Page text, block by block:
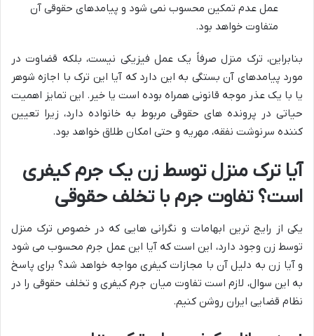
عمل عدم تمکین محسوب نمی شود و پیامدهای حقوقی آن
متفاوت خواهد بود.
بنابراین، ترک منزل صرفاً یک عمل فیزیکی نیست، بلکه قضاوت در
مورد پیامدهای آن بستگی به این دارد که آیا این ترک با اجازه شوهر
یا با یک عذر موجه قانونی همراه بوده است یا خیر. این تمایز اهمیت
حیاتی در پرونده های حقوقی مربوط به خانواده دارد، زیرا تعیین
کننده سرنوشت نفقه، مهریه و حتی امکان طلاق خواهد بود.
آیا ترک منزل توسط زن یک جرم کیفری
است؟ تفاوت جرم با تخلف حقوقی
یکی از رایج ترین ابهامات و نگرانی هایی که در خصوص ترک منزل
توسط زن وجود دارد، این است که آیا این عمل جرم محسوب می شود
و آیا زن به دلیل آن با مجازات کیفری مواجه خواهد شد؟ برای پاسخ
به این سوال، لازم است تفاوت میان جرم کیفری و تخلف حقوقی را در
نظام قضایی ایران روشن کنیم.